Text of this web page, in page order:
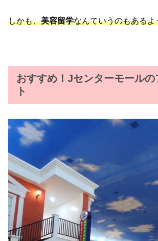
しかも、美容留学なんていうのもあるよ
おすすめ！Jセンターモールの
ト